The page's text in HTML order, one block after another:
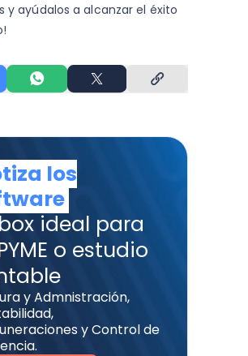
y ayúdalos a alcanzar el éxito
los
ideal para
o estudio
y Admnistración,
y Control de